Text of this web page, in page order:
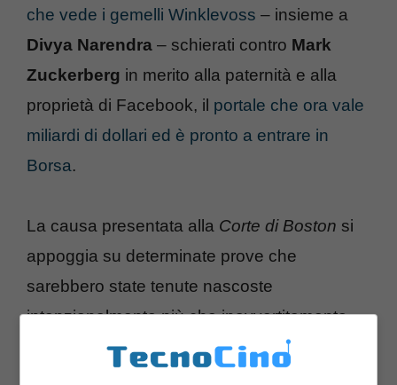
che vede i gemelli Winklevoss – insieme a
Divya Narendra – schierati contro Mark
Zuckerberg in merito alla paternità e alla
proprietà di Facebook, il portale che ora vale
miliardi di dollari ed è pronto a entrare in
Borsa.
La causa presentata alla Corte di Boston si
appoggia su determinate prove che
sarebbero state tenute nascoste
intenzionalmente più che inavvertitamente
dai legali. Il cardine della disputa si basa